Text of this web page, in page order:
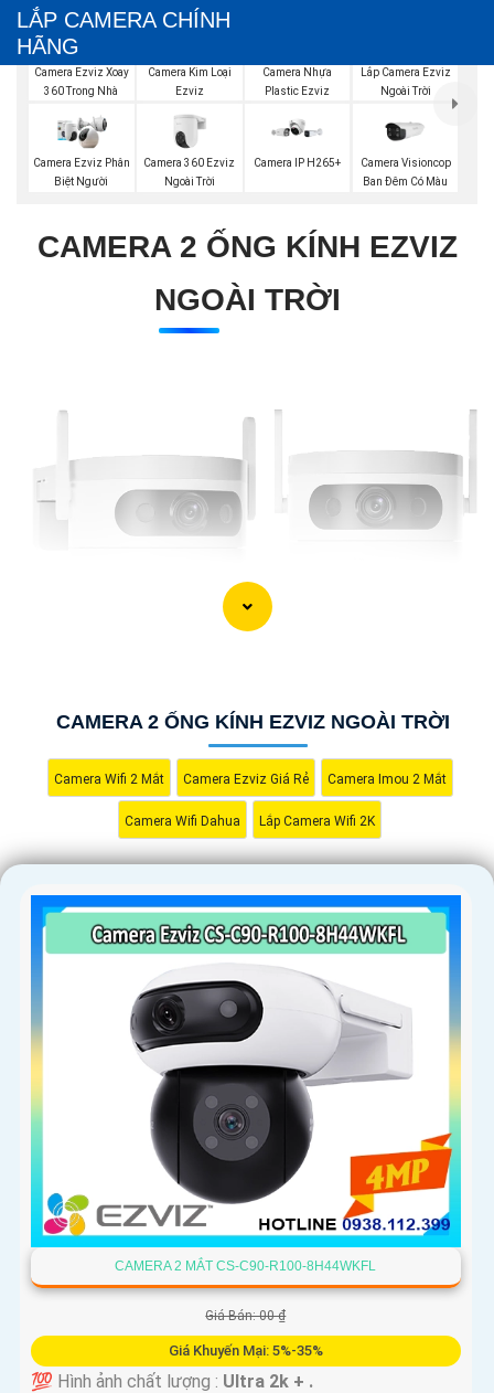
LẮP CAMERA CHÍNH
HÃNG
Camera Ezviz Xoay
360 Trong Nhà
Camera Kim Loại
Ezviz
Camera Nhựa
Plastic Ezviz
Lắp Camera Ezviz
Ngoài Trời
Camera Ezviz Phân
Biệt Người
Camera 360 Ezviz
Ngoài Trời
Camera IP H265+
Camera Visioncop
Ban Đêm Có Màu
CAMERA 2 ỐNG KÍNH EZVIZ
NGOÀI TRỜI
CAMERA 2 ỐNG KÍNH EZVIZ NGOÀI TRỜI
Camera Wifi 2 Mắt Camera Ezviz Giá Rẻ Camera Imou 2 Mắt
Camera Wifi Dahua Lắp Camera Wifi 2K
CAMERA 2 MẮT CS-C90-R100-8H44WKFL
Giá Bán: 00 ₫
Giá Khuyến Mại: 5%-35%
💯 Hình ảnh chất lượng : Ultra 2k + .